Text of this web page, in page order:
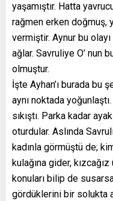
yaşamıştır. Hatta
rağmen erken doğmuş,
vermiştir. Aynur bu
ağlar. Savruliye O’ nun
olmuştur.
İşte Ayhan’ı burada bu
aynı noktada
sıkıştı. Parka kadar
oturdular. Aslında
kadınla görmüştü de;
kulağına gider,
konuları bilip de
gördüklerini bir solukta